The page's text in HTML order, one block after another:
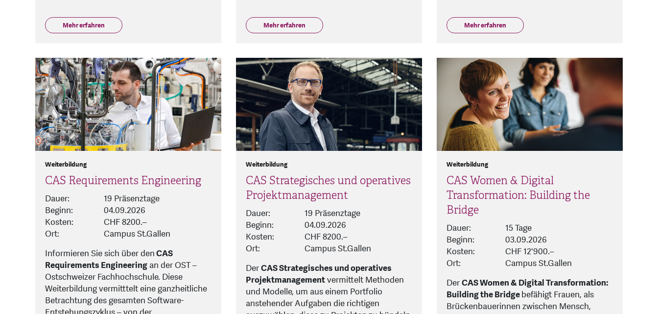
Mehr erfahren Mehr erfahren Mehr erfahren
Weiterbildung
CAS Requirements Engineering
Dauer:
19 Präsenztage
Beginn:
04.09.2026
Kosten:
CHF 8200.–
Ort:
Campus St.Gallen
Informieren Sie sich über denCAS
Requirements Engineering an der OST –
Ostschweizer Fachhochschule. Diese
Weiterbildung vermitttelt eine ganzheitliche
Betrachtung des gesamten Software-
Weiterbildung
CAS Strategisches und operatives
Projektmanagement
Dauer:
19 Präsenztage
Beginn:
04.09.2026
Kosten:
CHF 8200.–
Ort:
Campus St.Gallen
DerCAS Strategisches und operatives
Projektmanagementvermittelt Methoden
und Modelle, um aus einem Portfolio
anstehender Aufgaben die richtigen
Weiterbildung
CAS Women & Digital
Transformation: Building the
Bridge
Dauer:
15 Tage
Beginn:
03.09.2026
Kosten:
CHF 12'900.–
Ort:
Campus St.Gallen
DerCAS Women & Digital Transformation:
Building the Bridgebefähigt Frauen, als
Brückenbauerinnen zwischen Mensch,